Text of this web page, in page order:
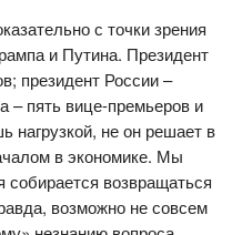
с точки зрения
и Путина. Президент
президент России –
– пять вице-премьеров и
нагрузкой, не он решает в
в экономике. Мы
возвращаться
возможно не совсем